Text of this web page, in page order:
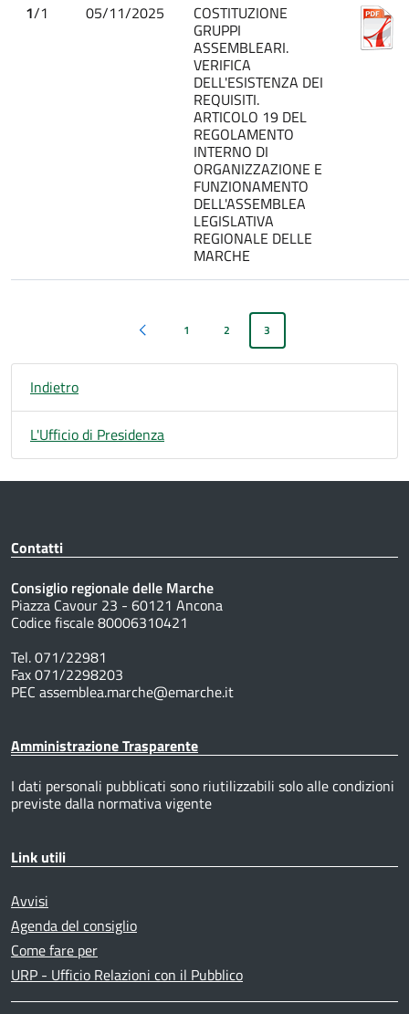
1/1 05/11/2025 COSTITUZIONE
GRUPPI
ASSEMBLEARI.
VERIFICA
DELL'ESISTENZA DEI
REQUISITI.
ARTICOLO 19 DEL
REGOLAMENTO
INTERNO DI
ORGANIZZAZIONE E
FUNZIONAMENTO
DELL'ASSEMBLEA
LEGISLATIVA
REGIONALE DELLE
MARCHE
Pagina precedente
1 2 3
Indietro
L'Ufficio di Presidenza
Contatti
Consiglio regionale delle Marche
Piazza Cavour 23 - 60121 Ancona
Codice fiscale 80006310421
Tel. 071/22981
Fax 071/2298203
PEC assemblea.marche@emarche.it
Amministrazione Trasparente
I dati personali pubblicati sono riutilizzabili solo alle condizioni
previste dalla normativa vigente
Link utili
Avvisi
Agenda del consiglio
Come fare per
URP - Ufficio Relazioni con il Pubblico